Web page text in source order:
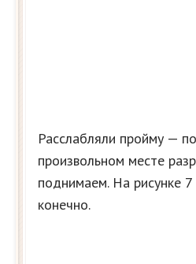
Расслабляли пройму —
произвольном месте
поднимаем. На рисунке
конечно.